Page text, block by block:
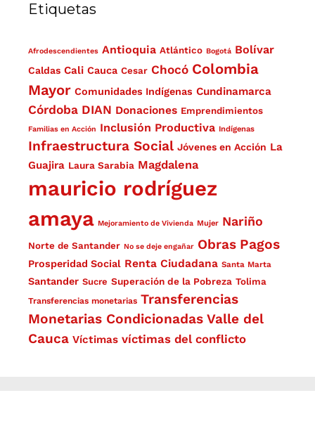
Etiquetas
Afrodescendientes Antioquia Atlántico Bogotá Bolívar
Caldas Cali Cauca Cesar Chocó Colombia
Mayor Comunidades Indígenas Cundinamarca
Córdoba DIAN Donaciones Emprendimientos
Familias en Acción Inclusión Productiva Indígenas
Infraestructura Social Jóvenes en Acción La
Guajira Laura Sarabia Magdalena
mauricio rodríguez
amaya Mejoramiento de Vivienda Mujer Nariño
Norte de Santander No se deje engañar Obras Pagos
Prosperidad Social Renta Ciudadana Santa Marta
Santander Sucre Superación de la Pobreza Tolima
Transferencias monetarias Transferencias
Monetarias Condicionadas Valle del
Cauca Víctimas víctimas del conflicto